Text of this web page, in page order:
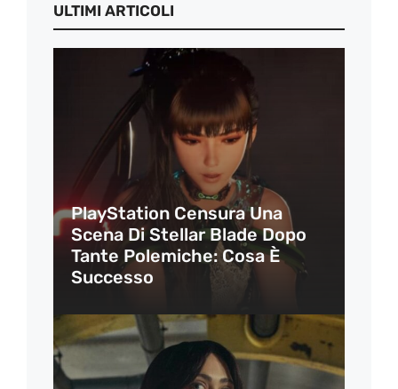
ULTIMI ARTICOLI
PlayStation Censura Una
Scena Di Stellar Blade Dopo
Tante Polemiche: Cosa È
Successo